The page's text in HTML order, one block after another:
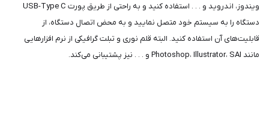
ویندوز، اندروید و . . . استفاده کنید و به راحتی از طریق پورت USB-Type C
دستگاه را به سیستم خود متصل نمایید و به محض اتصال دستگاه، از
قابلیت‌های آن استفاده کنید. البته قلم نوری و تبلت گرافیکی از نرم افزارهایی
مانند Photoshop، Illustrator، SAI و . . . نیز پشتیبانی می‌کند.